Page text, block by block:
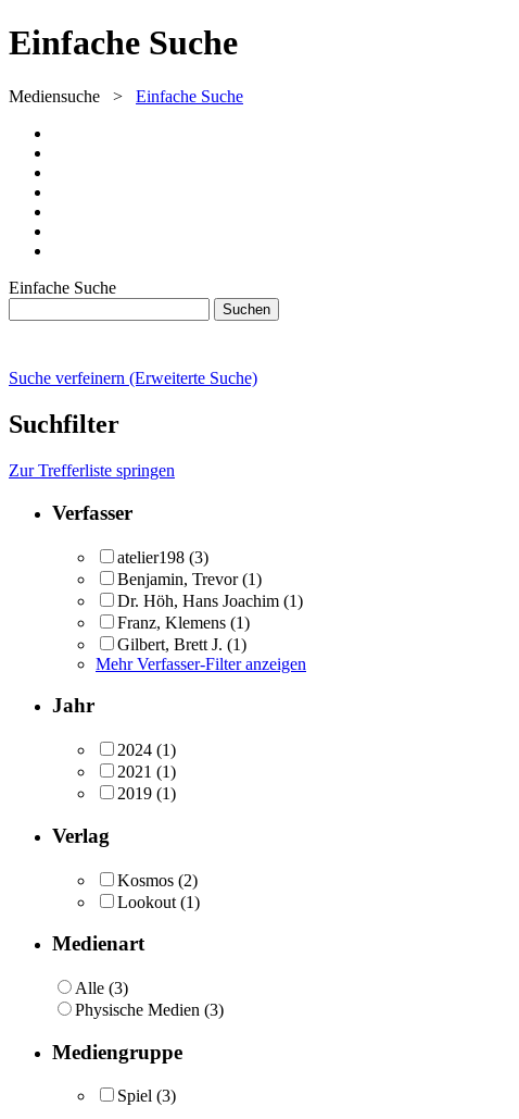
Einfache Suche
Mediensuche > Einfache Suche
Einfache Suche
Suche verfeinern (Erweiterte Suche)
Suchfilter
Zur Trefferliste springen
Verfasser
atelier198 (3)
Benjamin, Trevor (1)
Dr. Höh, Hans Joachim (1)
Franz, Klemens (1)
Gilbert, Brett J. (1)
Mehr Verfasser-Filter anzeigen
Jahr
2024 (1)
2021 (1)
2019 (1)
Verlag
Kosmos (2)
Lookout (1)
Medienart
Alle (3)
Physische Medien (3)
Mediengruppe
Spiel (3)